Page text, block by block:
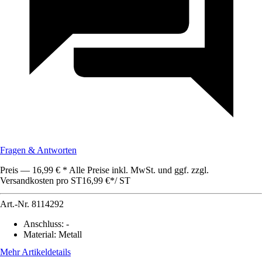
Fragen & Antworten
Preis — 16,99 € * Alle Preise inkl. MwSt. und ggf. zzgl.
Versandkosten pro ST16,99 €*/ ST
Art.-Nr. 8114292
Anschluss: -
Material: Metall
Mehr Artikeldetails